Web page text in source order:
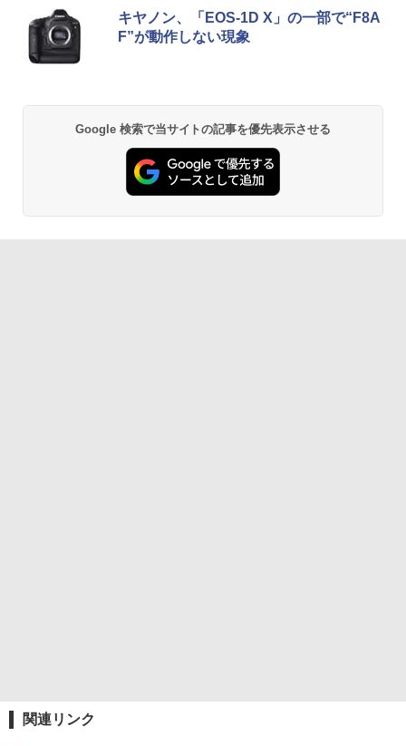
キヤノン、「EOS-1D X」の一部で“F8A
F”が動作しない現象
Google 検索で当サイトの記事を優先表示させる
関連リンク